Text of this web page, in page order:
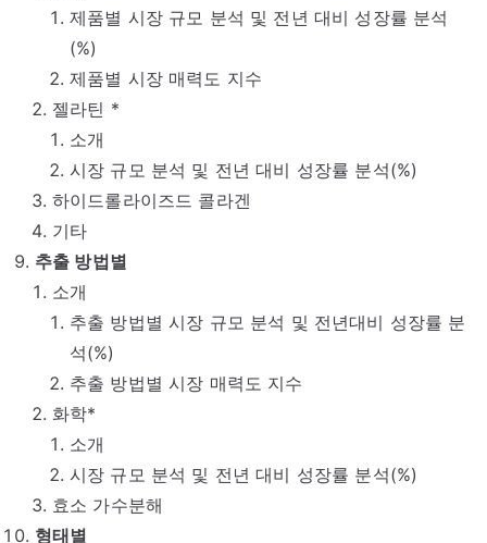
제품별 시장 규모 분석 및 전년 대비 성장률 분석
(%)
제품별 시장 매력도 지수
젤라틴 *
소개
시장 규모 분석 및 전년 대비 성장률 분석(%)
하이드롤라이즈드 콜라겐
기타
추출 방법별
소개
추출 방법별 시장 규모 분석 및 전년대비 성장률 분
석(%)
추출 방법별 시장 매력도 지수
화학*
소개
시장 규모 분석 및 전년 대비 성장률 분석(%)
효소 가수분해
형태별